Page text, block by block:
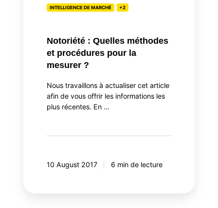
INTELLIGENCE DE MARCHÉ +2
Notoriété : Quelles méthodes
et procédures pour la
mesurer ?
Nous travaillons à actualiser cet article
afin de vous offrir les informations les
plus récentes. En …
10 August 2017 6 min de lecture